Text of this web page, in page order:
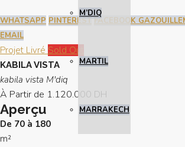
M’DIQ
MARTIL
MARRAKECH
WHATSAPP PINTEREST FACEBOOK
EMAIL
Projet Livré Sold Out
KABILA VISTA
kabila vista M'diq
À Partir de 1.120.000 DH
Aperçu
De 70 à 180
m²